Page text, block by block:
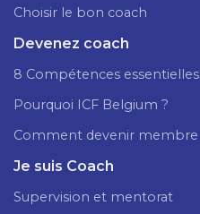
Choisir le bon coach
Devenez coach
8 Compétences essentielles
Pourquoi ICF Belgium ?
Comment devenir membre
Je suis Coach
Supervision et mentorat